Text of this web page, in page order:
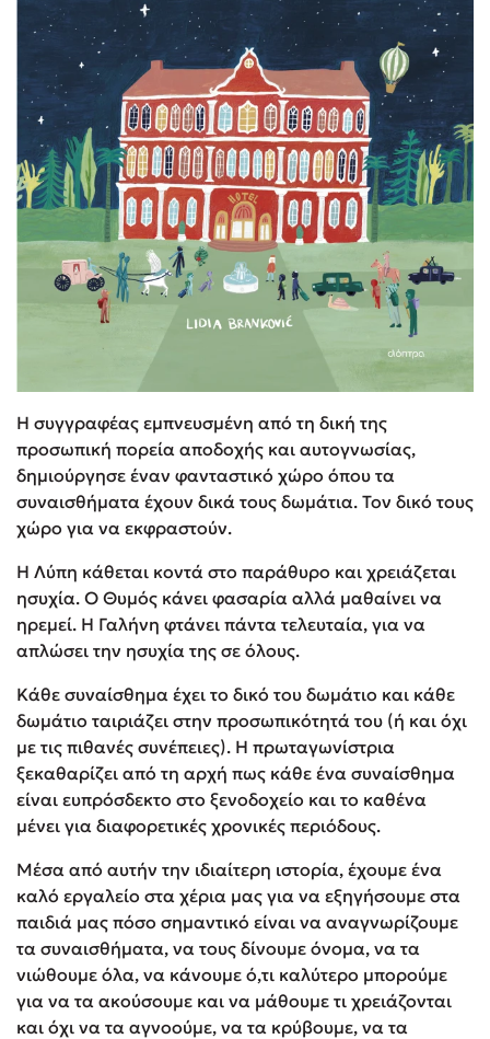
Η συγγραφέας εμπνευσμένη από τη δική της
προσωπική πορεία αποδοχής και αυτογνωσίας,
δημιούργησε έναν φανταστικό χώρο όπου τα
συναισθήματα έχουν δικά τους δωμάτια. Τον δικό τους
χώρο για να εκφραστούν.
Η Λύπη κάθεται κοντά στο παράθυρο και χρειάζεται
ησυχία. Ο Θυμός κάνει φασαρία αλλά μαθαίνει να
ηρεμεί. Η Γαλήνη φτάνει πάντα τελευταία, για να
απλώσει την ησυχία της σε όλους.
Κάθε συναίσθημα έχει το δικό του δωμάτιο και κάθε
δωμάτιο ταιριάζει στην προσωπικότητά του (ή και όχι
με τις πιθανές συνέπειες). Η πρωταγωνίστρια
ξεκαθαρίζει από τη αρχή πως κάθε ένα συναίσθημα
είναι ευπρόσδεκτο στο ξενοδοχείο και το καθένα
μένει για διαφορετικές χρονικές περιόδους.
Μέσα από αυτήν την ιδιαίτερη ιστορία, έχουμε ένα
καλό εργαλείο στα χέρια μας για να εξηγήσουμε στα
παιδιά μας πόσο σημαντικό είναι να αναγνωρίζουμε
τα συναισθήματα, να τους δίνουμε όνομα, να τα
νιώθουμε όλα, να κάνουμε ό,τι καλύτερο μπορούμε
για να τα ακούσουμε και να μάθουμε τι χρειάζονται
και όχι να τα αγνοούμε, να τα κρύβουμε, να τα